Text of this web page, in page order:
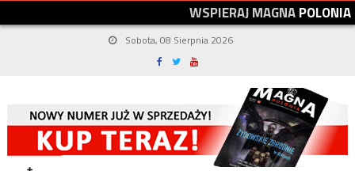
WSPIERAJMAGNAPOLONIA
Sobota, 08 Sierpnia 2026